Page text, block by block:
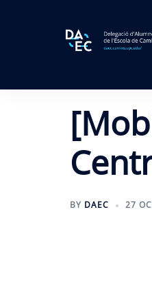
BY DAEC 27